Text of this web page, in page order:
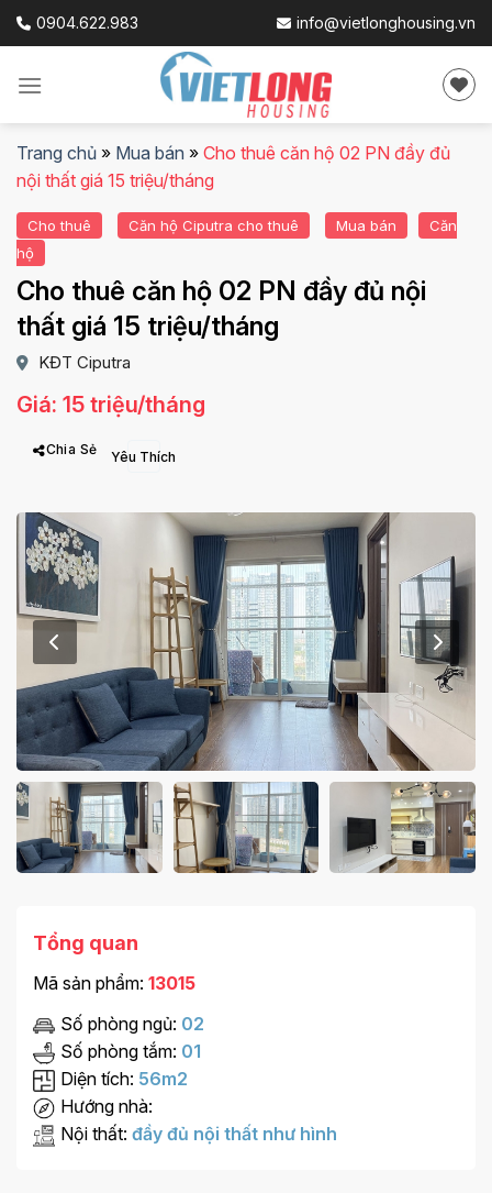
Skip
0904.622.983 info@vietlonghousing.vn
Trang chủ » Mua bán » Cho thuê căn hộ 02 PN đầy đủ
nội thất giá 15 triệu/tháng
Cho thuê Căn hộ Ciputra cho thuê Mua bán
Căn
hộ
Cho thuê căn hộ 02 PN đầy đủ nội
thất giá 15 triệu/tháng
KĐT Ciputra
Giá: 15 triệu/tháng
Chia Sẻ
Tổng quan
Mã sản phẩm: 13015
Số phòng ngủ: 02
Số phòng tắm: 01
Diện tích: 56m2
Hướng nhà:
Nội thất: đầy đủ nội thất như hình